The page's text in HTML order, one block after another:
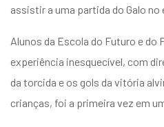
assistir a uma partida do Galo no
Alunos da Escola do Futuro e do
experiência inesquecível, com
da torcida e os gols da vitória
crianças, foi a primeira vez em